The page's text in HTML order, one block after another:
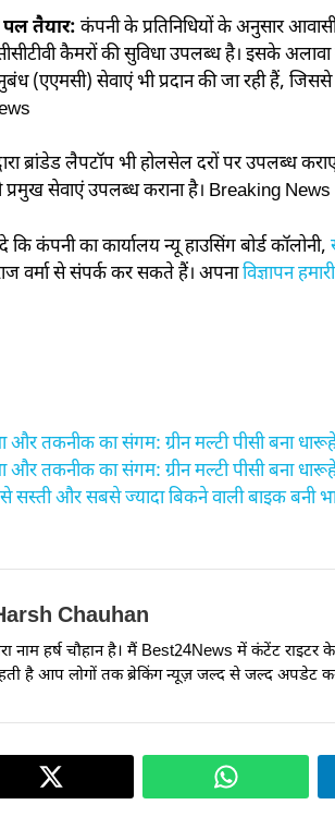
पल तैयार: कंपनी के प्रतिनिधियों के अनुसार
कैमरों की सुविधा उपलब्ध है। इसके
(एएमसी) सेवाएं भी प्रदान की जा रही हैं,
ब्रांडेड लैपटॉप भी होलसेल दरों पर उपलब्ध
सेवाएं उपलब्ध कराना है। Breaking News
कि कंपनी का कार्यालय न्यू हाउसिंग बोर्ड कॉलोनी,
वर्मा से संपर्क कर सकते हैं। अपनाविज्ञापन
और तकनीक का संगम: ग्रीन मल्टी पीसी बना
और तकनीक का संगम: ग्रीन मल्टी पीसी बना
और सबसे ज्यादा बिकने वाली बाइक बनी
Chauhan
नाम हर्ष चौहान है। मैं Best24News में कंटेंट
है आप लोगों तक ब्रेकिंग न्यूज़ जल्द से जल्द अपडेट